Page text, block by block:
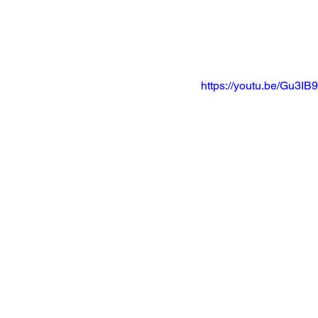
https://youtu.be/